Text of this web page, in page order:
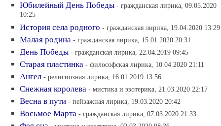
Юбилейный День Победы - гражданская лирика, 09.05.2020
10:25
История села родного - гражданская лирика, 19.04.2020 13:29
Малая родина - гражданская лирика, 15.01.2020 20:31
День Победы - гражданская лирика, 22.04.2019 09:45
Старая пластинка - философская лирика, 10.04.2020 21:11
Ангел - религиозная лирика, 16.01.2019 13:56
Снежная королева - мистика и эзотерика, 21.03.2020 22:17
Весна в пути - пейзажная лирика, 19.03.2020 20:42
Восьмое Марта - гражданская лирика, 07.03.2020 21:33